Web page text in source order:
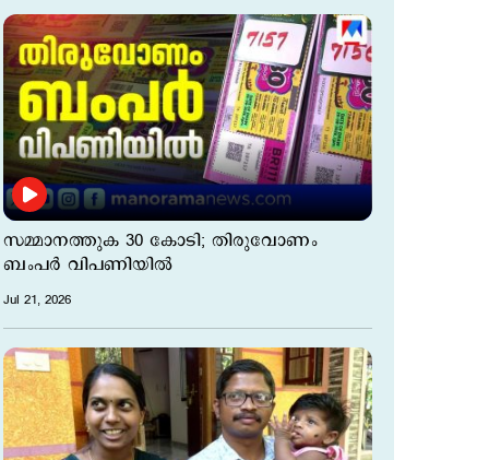
സമ്മാനത്തുക 30 കോടി; തിരുവോണം
ബംപര്‍ വിപണിയില്‍
Jul 21, 2026